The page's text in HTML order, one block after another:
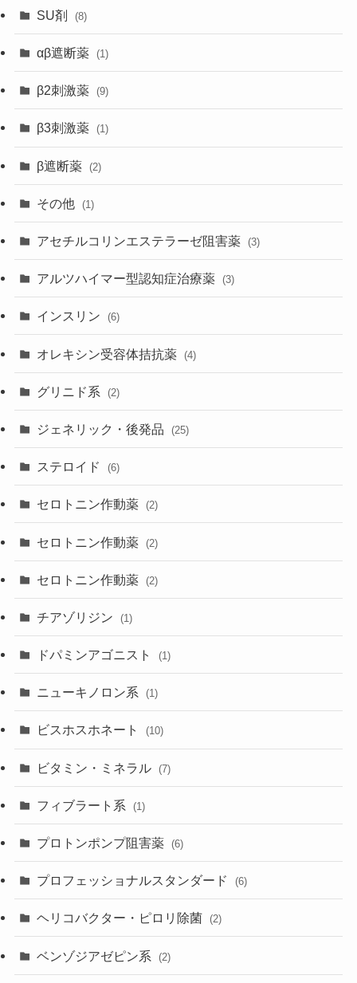
SU剤 (8)
αβ遮断薬 (1)
β2刺激薬 (9)
β3刺激薬 (1)
β遮断薬 (2)
その他 (1)
アセチルコリンエステラーゼ阻害薬 (3)
アルツハイマー型認知症治療薬 (3)
インスリン (6)
オレキシン受容体拮抗薬 (4)
グリニド系 (2)
ジェネリック・後発品 (25)
ステロイド (6)
セロトニン作動薬 (2)
セロトニン作動薬 (2)
セロトニン作動薬 (2)
チアゾリジン (1)
ドパミンアゴニスト (1)
ニューキノロン系 (1)
ビスホスホネート (10)
ビタミン・ミネラル (7)
フィブラート系 (1)
プロトンポンプ阻害薬 (6)
プロフェッショナルスタンダード (6)
ヘリコバクター・ピロリ除菌 (2)
ベンゾジアゼピン系 (2)